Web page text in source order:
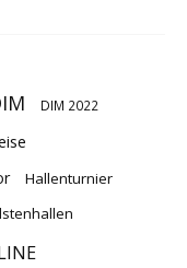
DIM 2022
Hallenturnier